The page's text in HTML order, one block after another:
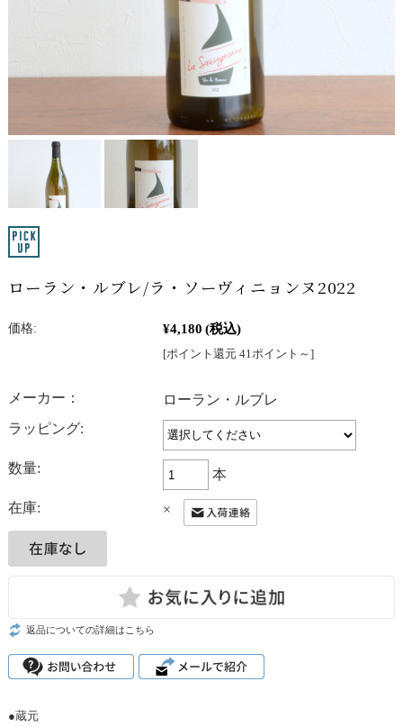
ローラン・ルブレ/ラ・ソーヴィニョンヌ2022
価格: ¥4,180 (税込)
[ポイント還元 41ポイント～]
メーカー：
ローラン・ルブレ
ラッピング:
数量: 本
在庫: ×
返品についての詳細はこちら
●蔵元